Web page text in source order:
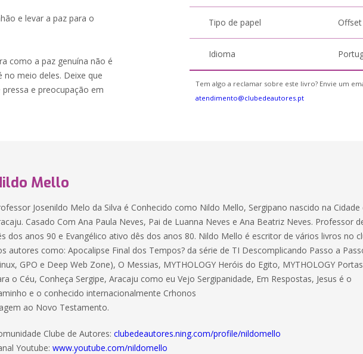
e levar a paz para o
como a paz genuína não é
no meio deles. Deixe que
e preocupação em
Tipo de papel
Idioma
Tem algo a reclamar sobre este livro? Envie um
atendimento@clubedeautores.pt
Mello
Josenildo Melo da Silva é Conhecido como Nildo Mello, Sergipano nascido na Cidade
Casado Com Ana Paula Neves, Pai de Luanna Neves e Ana Beatriz Neves. Professor
dos anos 90 e Evangélico ativo dês dos anos 80. Nildo Mello é escritor de vários livros no
autores como: Apocalipse Final dos Tempos? da série de TI Descomplicando Passo a
GPO e Deep Web Zone), O Messias, MYTHOLOGY Heróis do Egito, MYTHOLOGY Portas
o Céu, Conheça Sergipe, Aracaju como eu Vejo Sergipanidade, Em Respostas, Jesus é o
e o conhecido internacionalmente Crhonos
ao Novo Testamento.
Clube de Autores:clubedeautores.ning.com/profile/nildomello
Youtube:www.youtube.com/nildomello